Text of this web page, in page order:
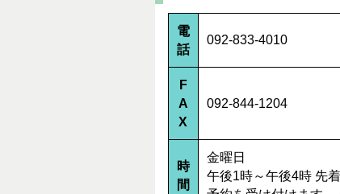
電
話
092-833-4010
F
A
X
092-844-1204
時
間
金曜日
午後1時～午後4時 先